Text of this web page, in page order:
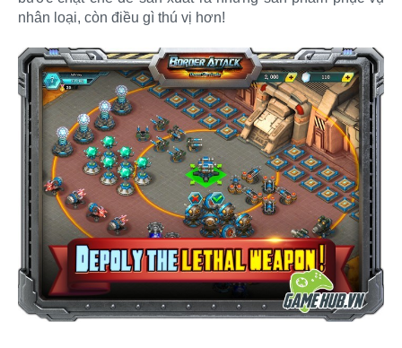
nhân loại, còn điều gì thú vị hơn!